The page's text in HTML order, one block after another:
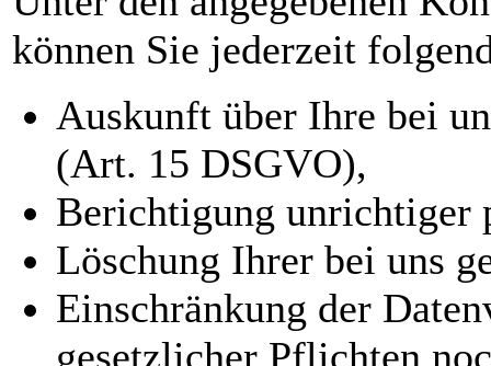
können Sie jederzeit
Auskunft über Ihre bei
(Art. 15 DSGVO),
Berichtigung unrichtiger
Löschung Ihrer bei uns
Einschränkung der
gesetzlicher Pflichten